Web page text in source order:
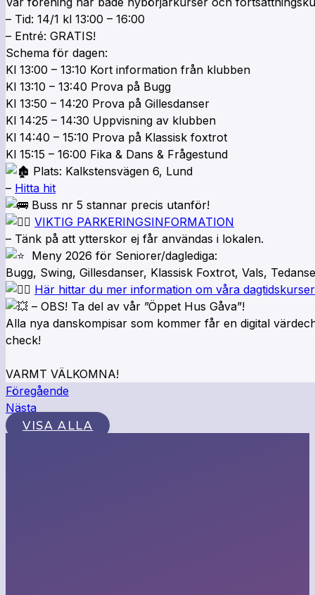
– Tid: 14/1 kl 13:00 – 16:00
– Entré: GRATIS!
Schema för dagen:
Kl 13:00 – 13:10 Kort information från klubben
Kl 13:10 – 13:40 Prova på Bugg
Kl 13:50 – 14:20 Prova på Gillesdanser
Kl 14:25 – 14:30 Uppvisning av klubben
Kl 14:40 – 15:10 Prova på Klassisk foxtrot
Kl 15:15 – 16:00 Fika & Dans & Frågestund
Plats: Kalkstensvägen 6, Lund
– Hitta hit
Buss nr 5 stannar precis utanför!
VIKTIG PARKERINGSINFORMATION
– Tänk på att ytterskor ej får användas i lokalen.
Meny 2026 för Seniorer/daglediga:
Bugg, Swing, Gillesdanser, Klassisk Foxtrot, Vals,
Här hittar du mer information om våra dagtidskurser
– OBS! Ta del av vår ”Öppet Hus Gåva”!
Alla nya danskompisar som kommer får en digital
check!
VARMT VÄLKOMNA!
Föregående
Nästa
VISA ALLA